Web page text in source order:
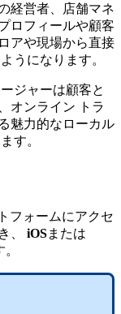
経営者、店舗マネ
ロフィールや顧客
アや現場から直接
うになります。
ジャーは顧客と
オンライン トラ
魅力的なローカル
す。
フォームにアクセ
、 iOSまたは